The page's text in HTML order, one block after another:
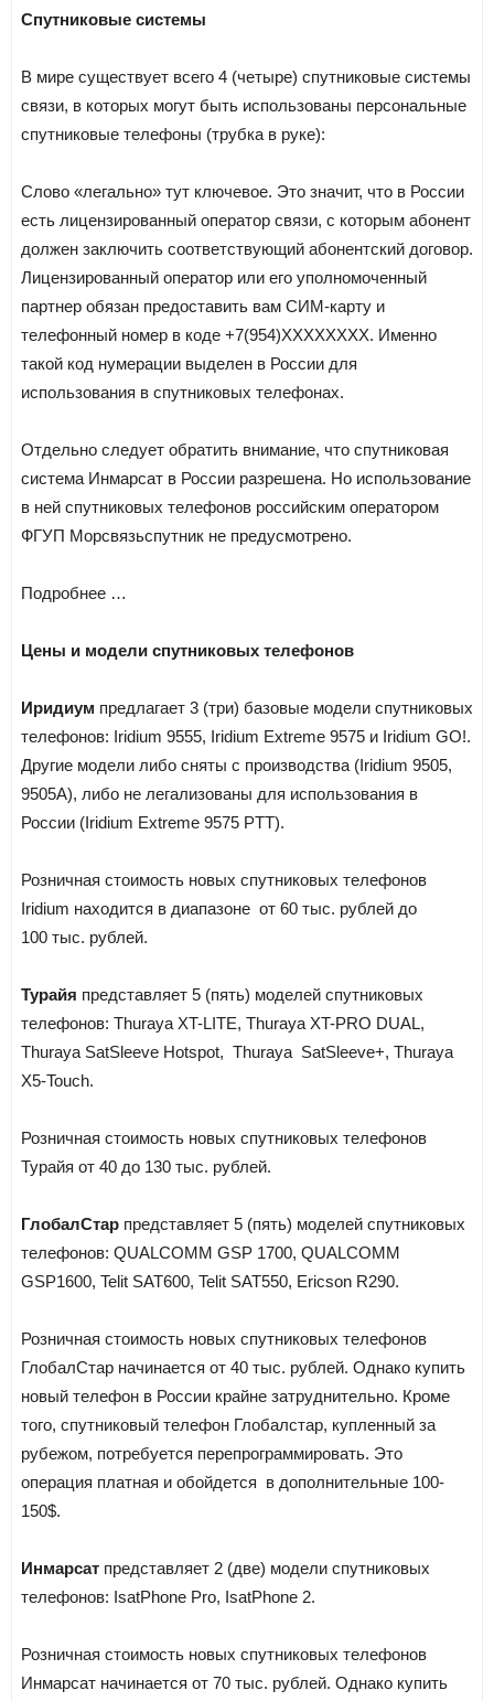
Спутниковые системы
В мире существует всего 4 (четыре) спутниковые системы
связи, в которых могут быть использованы персональные
спутниковые телефоны (трубка в руке):
Слово «легально» тут ключевое. Это значит, что в России
есть лицензированный оператор связи, с которым абонент
должен заключить соответствующий абонентский договор.
Лицензированный оператор или его уполномоченный
партнер обязан предоставить вам СИМ-карту и
телефонный номер в коде +7(954)ХХХХХХХХ. Именно
такой код нумерации выделен в России для
использования в спутниковых телефонах.
Отдельно следует обратить внимание, что спутниковая
система Инмарсат в России разрешена. Но использование
в ней спутниковых телефонов российским оператором
ФГУП Морсвязьспутник не предусмотрено.
Подробнее …
Цены и модели спутниковых телефонов
Иридиум предлагает 3 (три) базовые модели спутниковых
телефонов: Iridium 9555, Iridium Extreme 9575 и Iridium GO!.
Другие модели либо сняты с производства (Iridium 9505,
9505A), либо не легализованы для использования в
России (Iridium Extreme 9575 PTT).
Розничная стоимость новых спутниковых телефонов
Iridium находится в диапазоне от 60 тыс. рублей до
100 тыс. рублей.
Турайя представляет 5 (пять) моделей спутниковых
телефонов: Thuraya XT-LITE, Thuraya XT-PRO DUAL,
Thuraya SatSleeve Hotspot, Thuraya SatSleeve+, Thuraya
X5-Touch.
Розничная стоимость новых спутниковых телефонов
Турайя от 40 до 130 тыс. рублей.
ГлобалСтар представляет 5 (пять) моделей спутниковых
телефонов: QUALCOMM GSP 1700, QUALCOMM
GSP1600, Telit SAT600, Telit SAT550, Ericson R290.
Розничная стоимость новых спутниковых телефонов
ГлобалСтар начинается от 40 тыс. рублей. Однако купить
новый телефон в России крайне затруднительно. Кроме
того, спутниковый телефон Глобалстар, купленный за
рубежом, потребуется перепрограммировать. Это
операция платная и обойдется в дополнительные 100-
150$.
Инмарсат представляет 2 (две) модели спутниковых
телефонов: IsatPhone Pro, IsatPhone 2.
Розничная стоимость новых спутниковых телефонов
Инмарсат начинается от 70 тыс. рублей. Однако купить